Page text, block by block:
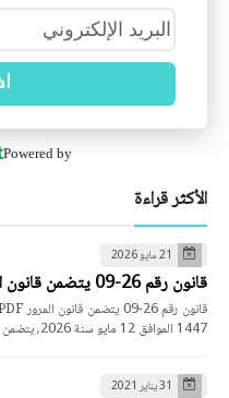
Powered by
الأكثر قراءة
21 مايو 2026
قانون رقم 26-09 يتضمن قانون المرور PDF
1447 الموافق 12 مايو سنة 2026، يتضمن …
31 يناير 2021